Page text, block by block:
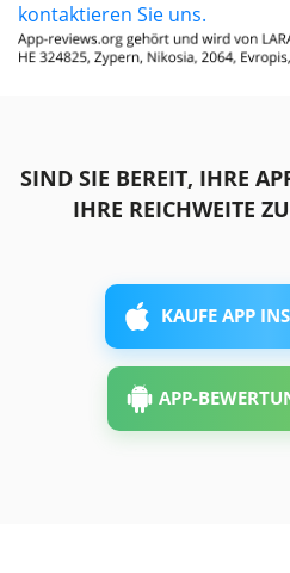
kontaktieren Sie uns.
SIND SIE BEREIT, IHRE
IHRE REICHWEITE
KAUFE APP
APP-